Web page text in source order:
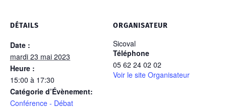
DÉTAILS
Date :
mardi 23 mai 2023
Heure :
15:00 à 17:30
Catégorie d’Évènement:
Conférence - Débat
ORGANISATEUR
Sicoval
Téléphone
05 62 24 02 02
Voir le site Organisateur